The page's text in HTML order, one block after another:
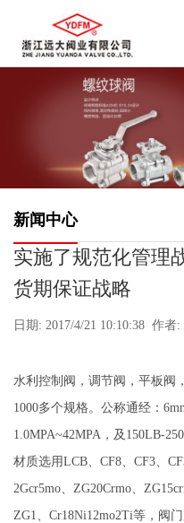
新闻中心
实施了规范化管理
货期保证战略
日期: 2017/4/21 10:10:38 作
水利控制阀，调节阀，平板阀
1000多个规格。公称通经：
1.0MPA~42MPA，及150LB-
材质选用LCB、CF8、CF3、
2Gcr5mo、ZG20Crmo、
ZG1、Cr18Ni12mo2Ti等，阀